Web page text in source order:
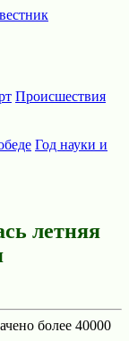
Происшествия
Год науки и
летняя
более 40000